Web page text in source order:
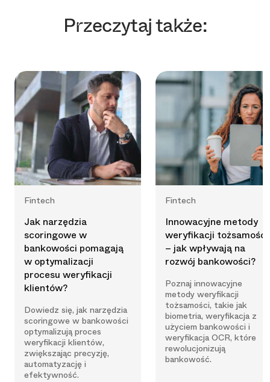
Przeczytaj także:
Fintech
Jak narzędzia
scoringowe w
bankowości pomagają
w optymalizacji
procesu weryfikacji
klientów?
Dowiedz się, jak narzędzia
scoringowe w bankowości
optymalizują proces
weryfikacji klientów,
zwiększając precyzję,
automatyzację i
efektywność.
Fintech
Innowacyjne metody
weryfikacji tożsamości
– jak wpływają na
rozwój bankowości?
Poznaj innowacyjne
metody weryfikacji
tożsamości, takie jak
biometria, weryfikacja z
użyciem bankowości i
weryfikacja OCR, które
rewolucjonizują
bankowość.